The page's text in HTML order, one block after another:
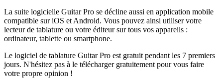
La suite logicielle Guitar Pro se décline aussi en application mobile
compatible sur iOS et Android. Vous pouvez ainsi utiliser votre
lecteur de tablature ou votre éditeur sur tous vos appareils :
ordinateur, tablette ou smartphone.
Le logiciel de tablature Guitar Pro est gratuit pendant les 7 premiers
jours. N'hésitez pas à le télécharger gratuitement pour vous faire
votre propre opinion !